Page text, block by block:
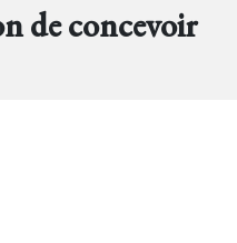
de concevoir